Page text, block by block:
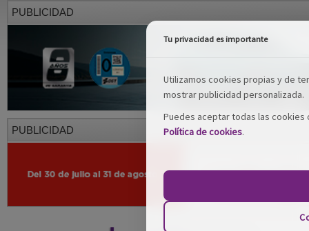
PUBLICIDAD
PUBLICIDAD
Tu privacidad es importante
Utilizamos cookies propias y de
mostrar publicidad personalizada.
Puedes aceptar todas las
Política de cookies.